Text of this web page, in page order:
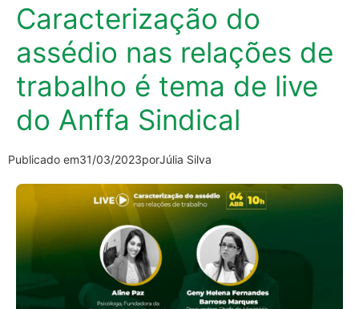
Caracterização do
assédio nas relações de
trabalho é tema de live
do Anffa Sindical
Publicado em31/03/2023porJúlia Silva